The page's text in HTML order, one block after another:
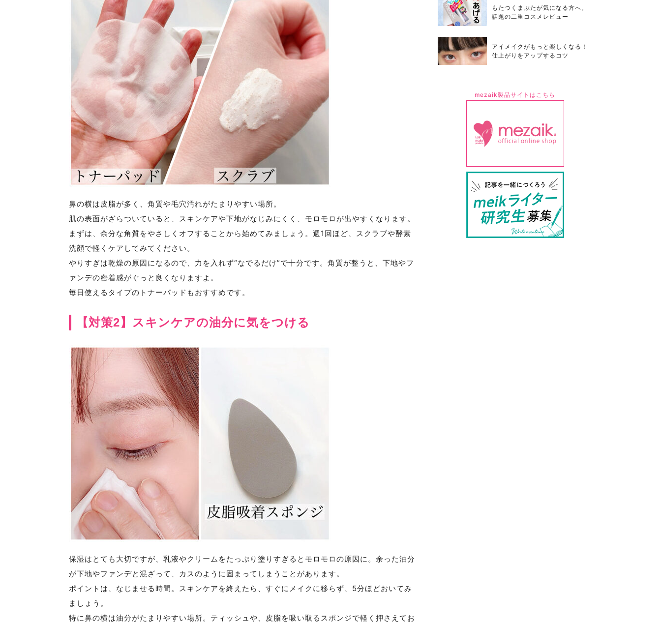
鼻の横は皮脂が多く、角質や毛穴汚れがたまりやすい場所。
肌の表面がざらついていると、スキンケアや下地がなじみにくく、モロモロが出やすくなります。
まずは、余分な角質をやさしくオフすることから始めてみましょう。週1回ほど、スクラブや酵素
洗顔で軽くケアしてみてください。
やりすぎは乾燥の原因になるので、力を入れず“なでるだけ”で十分です。角質が整うと、下地やフ
ァンデの密着感がぐっと良くなりますよ。
毎日使えるタイプのトナーパッドもおすすめです。
【対策2】スキンケアの油分に気をつける
保湿はとても大切ですが、乳液やクリームをたっぷり塗りすぎるとモロモロの原因に。余った油分
が下地やファンデと混ざって、カスのように固まってしまうことがあります。
ポイントは、なじませる時間。スキンケアを終えたら、すぐにメイクに移らず、5分ほどおいてみ
ましょう。
特に鼻の横は油分がたまりやすい場所。ティッシュや、皮脂を吸い取るスポンジで軽く押さえてお
もたつくまぶたが気になる方へ。
話題の二重コスメレビュー
アイメイクがもっと楽しくなる！
仕上がりをアップするコツ
mezaik製品サイトはこちら